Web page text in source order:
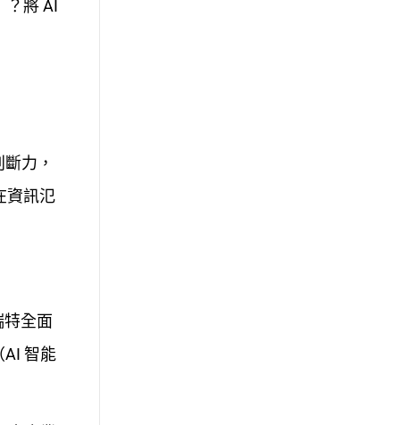
？將 AI
力，
資訊氾
全面
AI 智能